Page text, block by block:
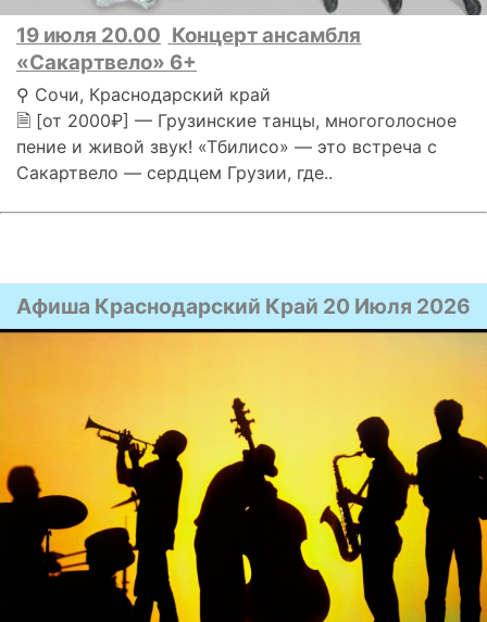
19 июля 20.00 Концерт ансамбля
«Сакартвело» 6+
⚲ Сочи, Краснодарский край
🗎 [от 2000₽] — Грузинские танцы, многоголосное
пение и живой звук! «Тбилисо» — это встреча с
Сакартвело — сердцем Грузии, где..
Афиша Краснодарский Край 20 Июля 2026